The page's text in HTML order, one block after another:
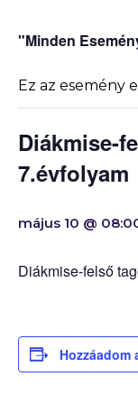
"Minden
Ez az esemény
Diákmise-
7.évfolyam
május 10 @
Diákmise-felső
Hozzáadom